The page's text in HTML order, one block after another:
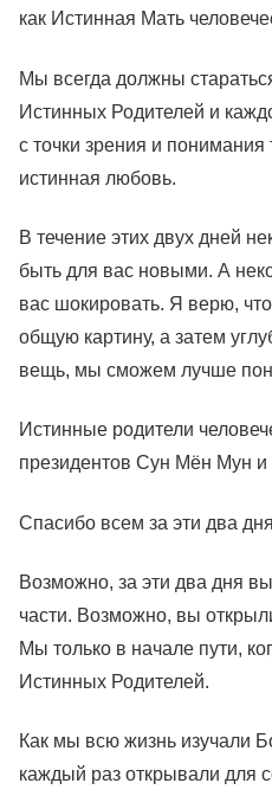
как Истинная Мать
Мы всегда должны
Истинных Родителей и
с точки зрения и понимания
истинная любовь.
В течение этих двух дней
быть для вас новыми. А
вас шокировать. Я верю,
общую картину, а затем
вещь, мы сможем лучше
Истинные родители
президентов Сун Мён Мун
Спасибо всем за эти два
Возможно, за эти два дня
части. Возможно, вы
Мы только в начале пути,
Истинных Родителей.
Как мы всю жизнь изучали
каждый раз открывали для